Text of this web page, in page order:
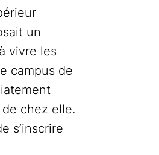
un
vivre les
campus de
chez elle.
s’inscrire